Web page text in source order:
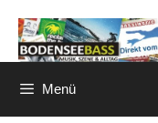
Inhalt
springen
Menü